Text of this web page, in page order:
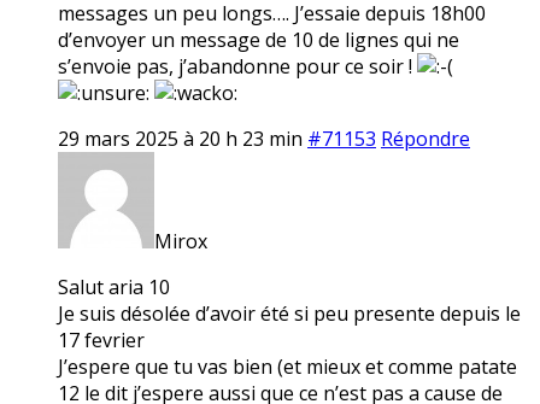
messages un peu longs…. J’essaie depuis 18h00
d’envoyer un message de 10 de lignes qui ne
s’envoie pas, j’abandonne pour ce soir !
29 mars 2025 à 20 h 23 min #71153 Répondre
Mirox
Salut aria 10
Je suis désolée d’avoir été si peu presente depuis le
17 fevrier
J’espere que tu vas bien (et mieux et comme patate
12 le dit j’espere aussi que ce n’est pas a cause de